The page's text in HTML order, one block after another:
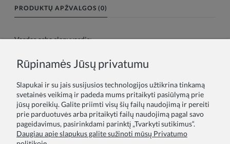
PRODUKTŲ APŽVALGOS (0)
Vardas arba slapyvardis:
Rūpinamės Jūsų privatumu
Slapukai ir su jais susijusios technologijos užtikrina tinkamą
svetainės veikimą ir padeda mums pritaikyti pasiūlymą prie
jūsų poreikių. Galite priimti visų šių failų naudojimą ir pereiti
prie parduotuvės arba pritaikyti failų naudojimą pagal savo
pageidavimus, pasirinkdami parinktį „Tvarkyti sutikimus“.
Daugiau apie slapukus galite sužinoti mūsų Privatumo